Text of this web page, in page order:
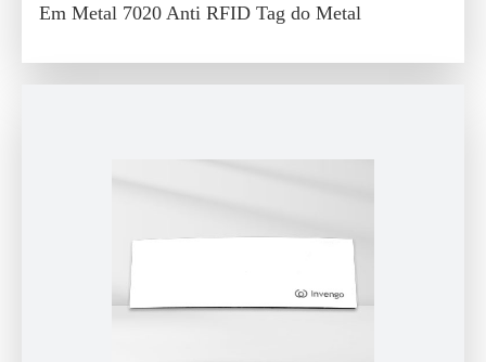
Em Metal 7020 Anti RFID Tag do Metal